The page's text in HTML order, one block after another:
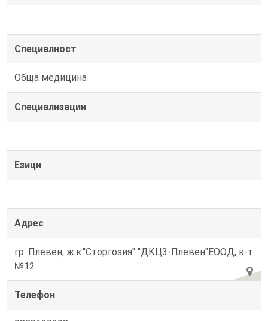
Специалност
Обща медицина
Специализации
Езици
Адрес
гр. Плевен, ж.к."Сторгозия" "ДКЦ3-Плевен"ЕООД, к-т
№12
Телефон